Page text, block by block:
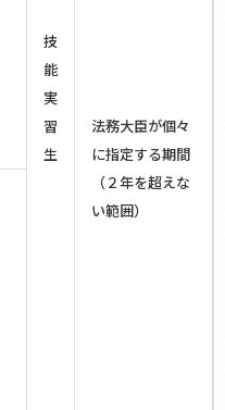
技
能
実
習
生
法務大臣が個々
に指定する期間
（２年を超えな
い範囲）